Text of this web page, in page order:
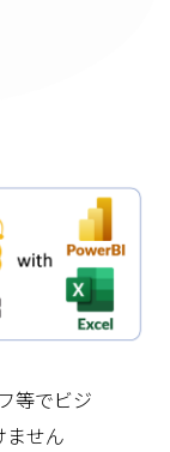
等でビジ
ません